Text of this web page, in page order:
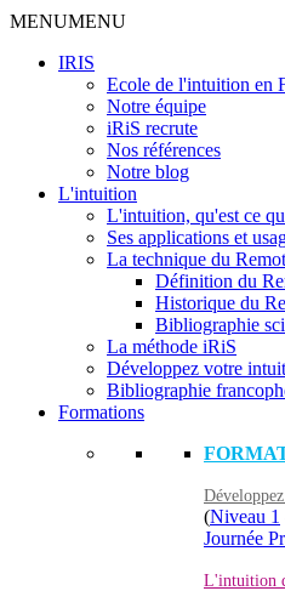
MENUMENU
IRIS
Ecole de l'intuition en
Notre équipe
iRiS recrute
Nos références
Notre blog
L'intuition
L'intuition, qu'est ce
Ses applications et
La technique du
Définition du
Historique du
Bibliographie
La méthode iRiS
Développez votre
Bibliographie
Formations
(Niveau 1
Journée
L'intuition